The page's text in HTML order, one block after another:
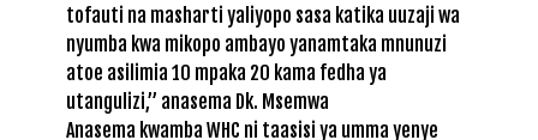
tofauti na masharti yaliyopo sasa katika uuzaji wa
nyumba kwa mikopo ambayo yanamtaka mnunuzi
atoe asilimia 10 mpaka 20 kama fedha ya
utangulizi,” anasema Dk. Msemwa
Anasema kwamba WHC ni taasisi ya umma yenye